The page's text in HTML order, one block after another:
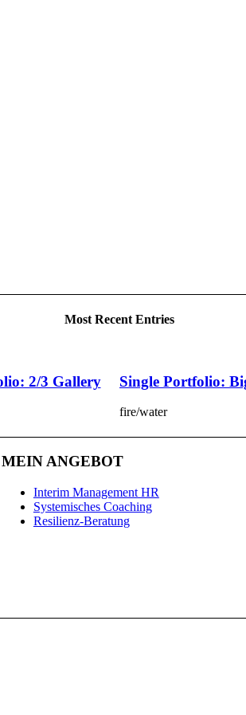
Most Recent Entries
2/3 Gallery Single Portfolio:
fire/water
MEIN ANGEBOT
Interim Management HR
Systemisches Coaching
Resilienz-Beratung